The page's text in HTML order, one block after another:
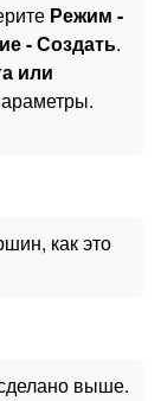
Режим -
- Создать.
или
как это
выше.